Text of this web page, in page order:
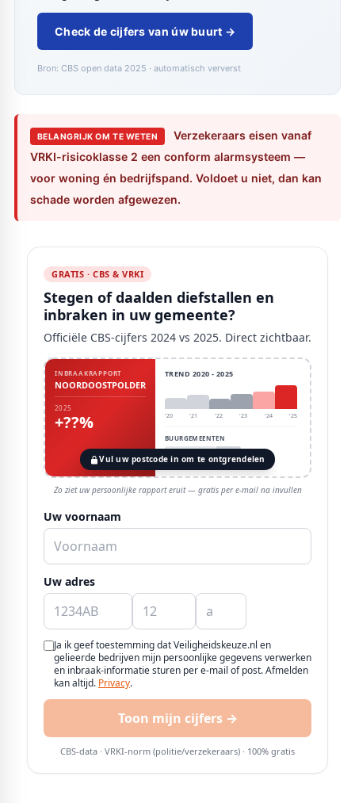
Check de cijfers van úw buurt →
Bron: CBS open data 2025 · automatisch ververst
BELANGRIJK OM TE WETEN
Verzekeraars eisen vanaf
VRKI-risicoklasse 2 een conform alarmsysteem —
voor woning én bedrijfspand. Voldoet u niet, dan kan
schade worden afgewezen.